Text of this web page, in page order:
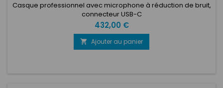
Casque professionnel avec microphone à réduction de bruit,
connecteur USB-C
Prix
432,00 €
 Ajouter au panier